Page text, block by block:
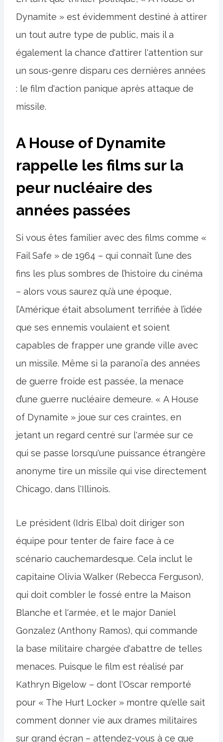
Dynamite » est évidemment destiné à attirer
un tout autre type de public, mais il a
également la chance d'attirer l'attention sur
un sous-genre disparu ces dernières années
: le film d'action panique après attaque de
missile.
A House of Dynamite
rappelle les films sur la
peur nucléaire des
années passées
Si vous êtes familier avec des films comme «
Fail Safe » de 1964 – qui connaît l’une des
fins les plus sombres de l’histoire du cinéma
– alors vous saurez qu’à une époque,
l’Amérique était absolument terrifiée à l’idée
que ses ennemis voulaient et soient
capables de frapper une grande ville avec
un missile. Même si la paranoïa des années
de guerre froide est passée, la menace
d’une guerre nucléaire demeure. « A House
of Dynamite » joue sur ces craintes, en
jetant un regard centré sur l'armée sur ce
qui se passe lorsqu'une puissance étrangère
anonyme tire un missile qui vise directement
Chicago, dans l'Illinois.
Le président (Idris Elba) doit diriger son
équipe pour tenter de faire face à ce
scénario cauchemardesque. Cela inclut le
capitaine Olivia Walker (Rebecca Ferguson),
qui doit combler le fossé entre la Maison
Blanche et l'armée, et le major Daniel
Gonzalez (Anthony Ramos), qui commande
la base militaire chargée d'abattre de telles
menaces. Puisque le film est réalisé par
Kathryn Bigelow – dont l'Oscar remporté
pour « The Hurt Locker » montre qu'elle sait
comment donner vie aux drames militaires
sur grand écran – attendez-vous à ce que